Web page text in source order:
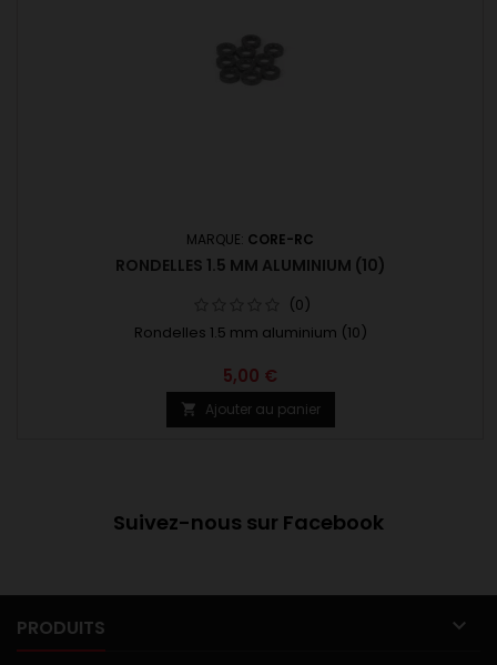
MARQUE: CORE-RC
RONDELLES 1.5 MM ALUMINIUM (10)
(0)
Rondelles 1.5 mm aluminium (10)
5,00 €
 Ajouter au panier
Suivez-nous sur Facebook
PRODUITS 